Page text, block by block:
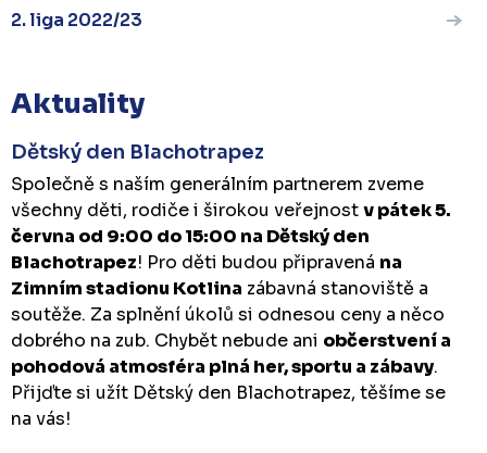
2. liga 2022/23
Aktuality
Dětský den Blachotrapez
Společně s naším generálním partnerem zveme
všechny děti, rodiče i širokou veřejnostv pátek 5.
června od 9:00 do 15:00 na Dětský den
Blachotrapez! Pro děti budou připravená na
Zimním stadionu Kotlina zábavná stanoviště a
soutěže. Za splnění úkolů si odnesou ceny a něco
dobrého na zub. Chybět nebude ani občerstvení a
pohodová atmosféra plná her, sportu a zábavy.
Přijďte si užít Dětský den Blachotrapez, těšíme se
na vás!